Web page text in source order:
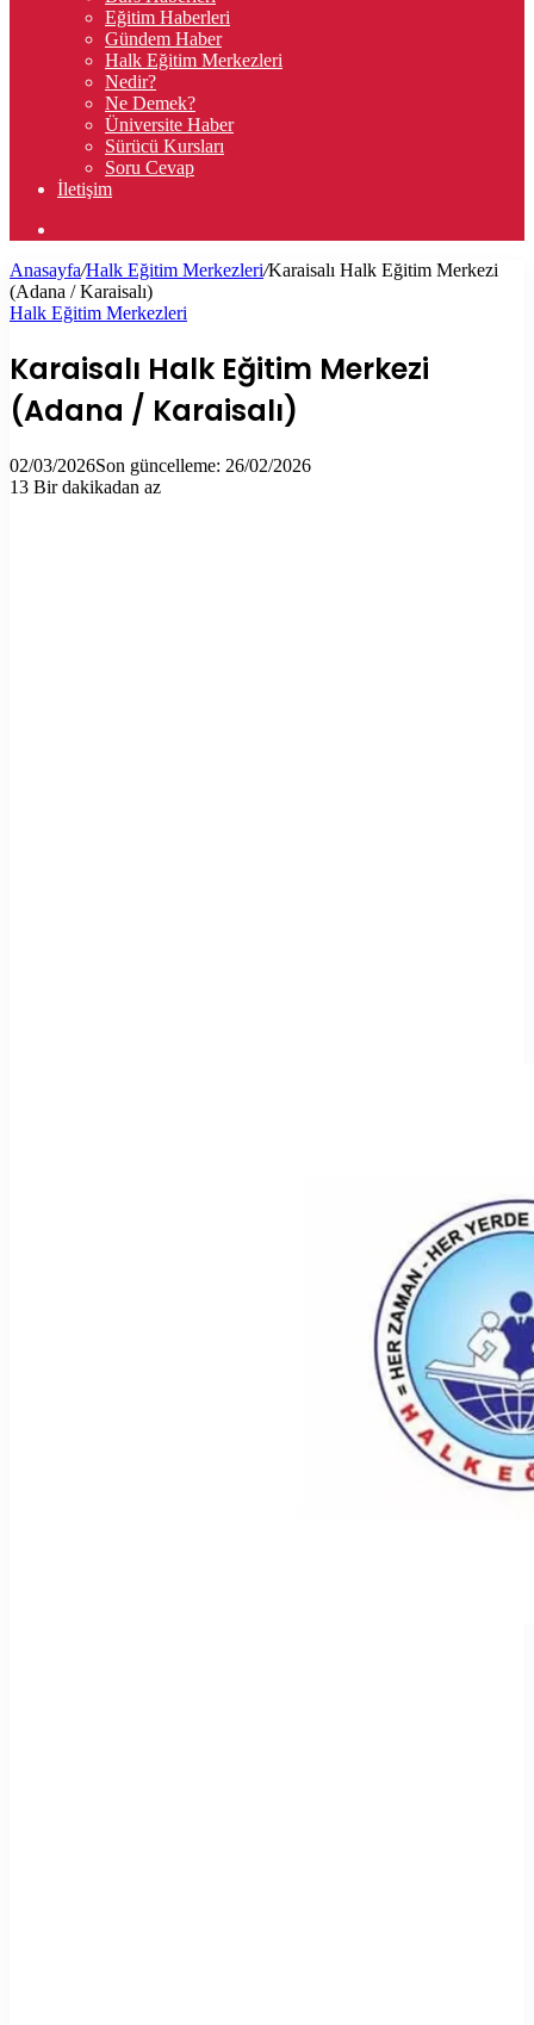
Eğitim Haberleri
Gündem Haber
Halk Eğitim Merkezleri
Nedir?
Ne Demek?
Üniversite Haber
Sürücü Kursları
Soru Cevap
İletişim
...
Anasayfa/Halk Eğitim Merkezleri/Karaisalı Halk Eğitim Merkezi
(Adana / Karaisalı)
Halk Eğitim Merkezleri
Karaisalı Halk Eğitim Merkezi
(Adana / Karaisalı)
02/03/2026Son güncelleme: 26/02/2026
13 Bir dakikadan az